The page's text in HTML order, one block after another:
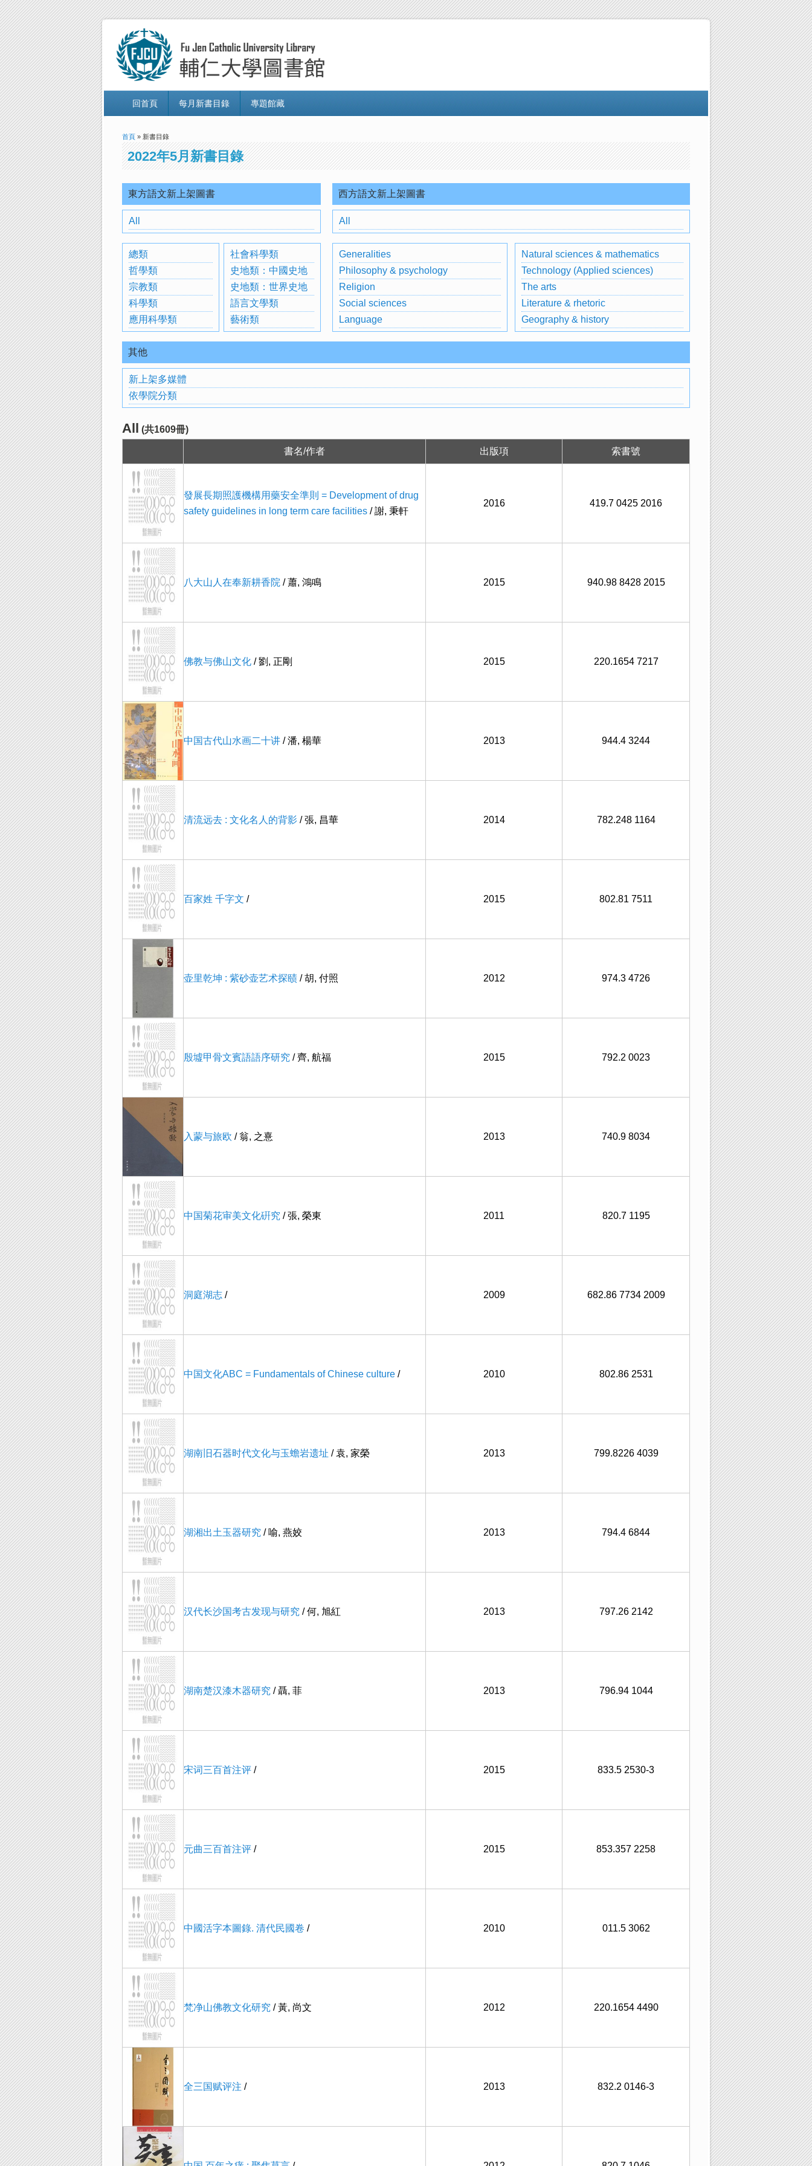
回首頁 每月新書目錄 專題館藏
首頁 » 新書目錄
2022年5月新書目錄
東方語文新上架圖書
All
總類
哲學類
宗教類
科學類
應用科學類
社會科學類
史地類：中國史地
史地類：世界史地
語言文學類
藝術類
西方語文新上架圖書
All
Generalities
Philosophy & psychology
Religion
Social sciences
Language
Natural sciences & mathematics
Technology (Applied sciences)
The arts
Literature & rhetoric
Geography & history
其他
新上架多媒體
依學院分類
All (共1609冊)
書名/作者 出版項 索書號
發展長期照護機構用藥安全準則 = Development of drug
safety guidelines in long term care facilities / 謝, 秉軒
2016 419.7 0425 2016
八大山人在奉新耕香院 / 蕭, 鴻鳴 2015 940.98 8428 2015
佛教与佛山文化 / 劉, 正剛 2015 220.1654 7217
中国古代山水画二十讲 / 潘, 楊華 2013 944.4 3244
清流远去 : 文化名人的背影 / 張, 昌華 2014 782.248 1164
百家姓 千字文 / 2015 802.81 7511
壶里乾坤 : 紫砂壶艺术探赜 / 胡, 付照 2012 974.3 4726
殷墟甲骨文賓語語序研究 / 齊, 航福 2015 792.2 0023
入蒙与旅欧 / 翁, 之憙 2013 740.9 8034
中国菊花审美文化硏究 / 張, 榮東 2011 820.7 1195
洞庭湖志 / 2009 682.86 7734 2009
中国文化ABC = Fundamentals of Chinese culture / 2010 802.86 2531
湖南旧石器时代文化与玉蟾岩遗址 / 袁, 家榮 2013 799.8226 4039
湖湘出土玉器研究 / 喻, 燕姣 2013 794.4 6844
汉代长沙国考古发现与研究 / 何, 旭紅 2013 797.26 2142
湖南楚汉漆木器研究 / 聶, 菲 2013 796.94 1044
宋词三百首注评 / 2015 833.5 2530-3
元曲三百首注评 / 2015 853.357 2258
中國活字本圖錄. 清代民國卷 / 2010 011.5 3062
梵净山佛教文化研究 / 黃, 尚文 2012 220.1654 4490
全三国赋评注 / 2013 832.2 0146-3